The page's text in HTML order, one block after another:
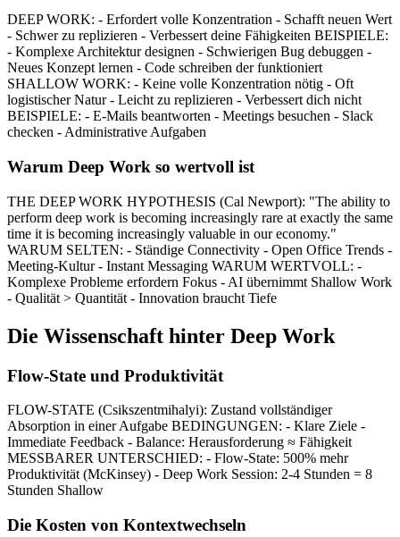
DEEP WORK: - Erfordert volle Konzentration - Schafft neuen Wert
- Schwer zu replizieren - Verbessert deine Fähigkeiten BEISPIELE:
- Komplexe Architektur designen - Schwierigen Bug debuggen -
Neues Konzept lernen - Code schreiben der funktioniert
SHALLOW WORK: - Keine volle Konzentration nötig - Oft
logistischer Natur - Leicht zu replizieren - Verbessert dich nicht
BEISPIELE: - E-Mails beantworten - Meetings besuchen - Slack
checken - Administrative Aufgaben
Warum Deep Work so wertvoll ist
THE DEEP WORK HYPOTHESIS (Cal Newport): "The ability to
perform deep work is becoming increasingly rare at exactly the same
time it is becoming increasingly valuable in our economy."
WARUM SELTEN: - Ständige Connectivity - Open Office Trends -
Meeting-Kultur - Instant Messaging WARUM WERTVOLL: -
Komplexe Probleme erfordern Fokus - AI übernimmt Shallow Work
- Qualität > Quantität - Innovation braucht Tiefe
Die Wissenschaft hinter Deep Work
Flow-State und Produktivität
FLOW-STATE (Csikszentmihalyi): Zustand vollständiger
Absorption in einer Aufgabe BEDINGUNGEN: - Klare Ziele -
Immediate Feedback - Balance: Herausforderung ≈ Fähigkeit
MESSBARER UNTERSCHIED: - Flow-State: 500% mehr
Produktivität (McKinsey) - Deep Work Session: 2-4 Stunden = 8
Stunden Shallow
Die Kosten von Kontextwechseln